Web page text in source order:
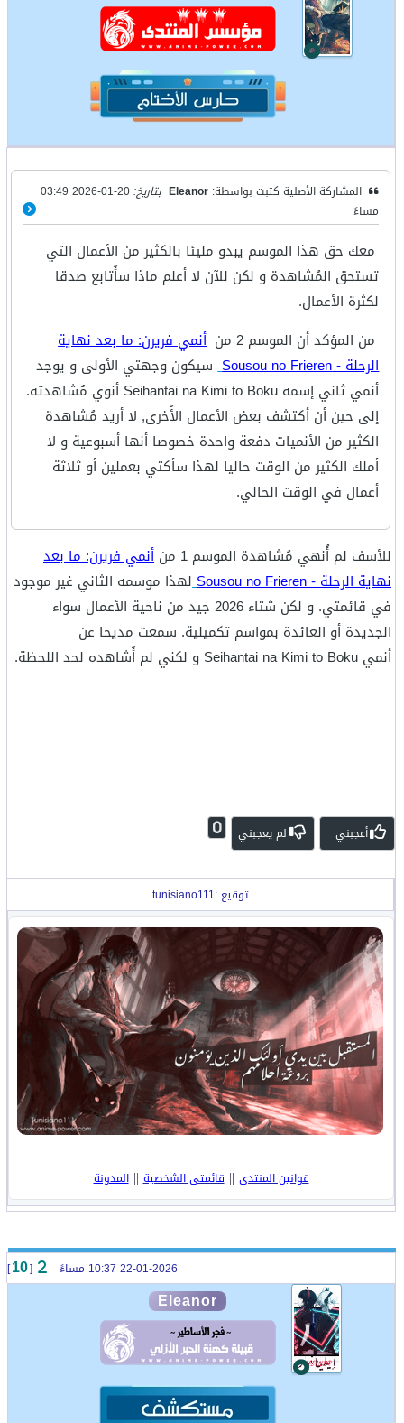
المشاركة الأصلية كتبت بواسطة: Eleanor بتاريخ:
20-01-2026 03:49
مساءً
معك حق هذا الموسم يبدو مليئا بالكثير من الأعمال التي
تستحق المُشاهدة و لكن للآن لا أعلم ماذا سأُتابع صدقا
لكثرة الأعمال.
من المؤكد أن الموسم 2 من
أنمي فريرن: ما بعد نهاية
الرحلة - Sousou no Frieren
سيكون وجهتي الأولى و يوجد
أنمي ثاني إسمه Seihantai na Kimi to Boku أنوي مُشاهدته.
إلى حين أن أكتشف بعض الأعمال الأُخرى, لا أريد مُشاهدة
الكثير من الأنميات دفعة واحدة خصوصا أنها أسبوعية و لا
أملك الكثير من الوقت حاليا لهذا سأكتي بعملين أو ثلاثة
أعمال في الوقت الحالي.
للأسف لم أُنهي مُشاهدة الموسم 1 من
أنمي فريرن: ما بعد
نهاية الرحلة - Sousou no Frieren
لهذا موسمه الثاني غير موجود
في قائمتي. و لكن شتاء 2026 جيد من ناحية الأعمال سواء
الجديدة أو العائدة بمواسم تكميلية. سمعت مديحا عن
أنمي Seihantai na Kimi to Boku و لكني لم أُشاهده لحد اللحظة.
أعجبني لم يعجبني 0
توقيع :tunisiano111
قوانين المنتدى ||قائمتي الشخصية||المدونة
[
10
]
Eleanor